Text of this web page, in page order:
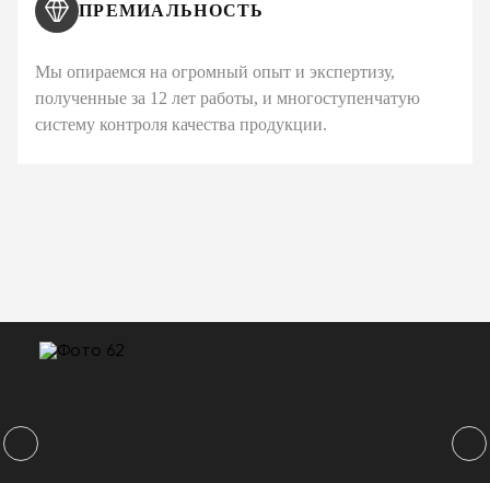
ПРЕМИАЛЬНОСТЬ
Мы опираемся на огромный опыт и экспертизу,
полученные за 12 лет работы, и многоступенчатую
систему контроля качества продукции.